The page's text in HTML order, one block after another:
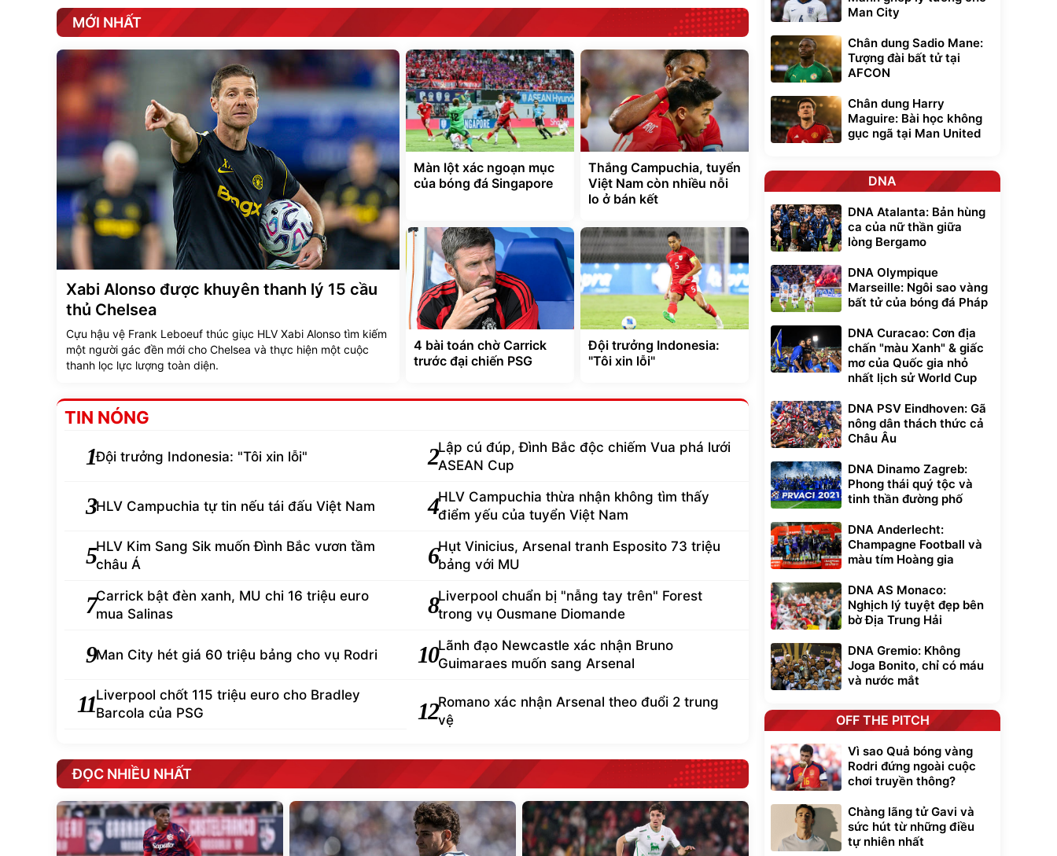
MỚI NHẤT
Xabi Alonso được khuyên thanh lý 15 cầu
thủ Chelsea
Cựu hậu vệ Frank Leboeuf thúc giục HLV Xabi Alonso tìm kiếm
một người gác đền mới cho Chelsea và thực hiện một cuộc
thanh lọc lực lượng toàn diện.
Màn lột xác ngoạn mục
của bóng đá Singapore
Thắng Campuchia, tuyển
Việt Nam còn nhiều nỗi
lo ở bán kết
4 bài toán chờ Carrick
trước đại chiến PSG
Đội trưởng Indonesia:
"Tôi xin lỗi"
TIN NÓNG
1Đội trưởng Indonesia: "Tôi xin lỗi" 2Lập cú đúp, Đình Bắc độc chiếm Vua phá lưới
ASEAN Cup
3HLV Campuchia tự tin nếu tái đấu Việt Nam 4HLV Campuchia thừa nhận không tìm thấy
điểm yếu của tuyển Việt Nam
5HLV Kim Sang Sik muốn Đình Bắc vươn tầm
châu Á
6Hụt Vinicius, Arsenal tranh Esposito 73 triệu
bảng với MU
7Carrick bật đèn xanh, MU chi 16 triệu euro
mua Salinas
8Liverpool chuẩn bị "nẫng tay trên" Forest
trong vụ Ousmane Diomande
9Man City hét giá 60 triệu bảng cho vụ Rodri 10Lãnh đạo Newcastle xác nhận Bruno
Guimaraes muốn sang Arsenal
11Liverpool chốt 115 triệu euro cho Bradley
Barcola của PSG
12Romano xác nhận Arsenal theo đuổi 2 trung
vệ
ĐỌC NHIỀU NHẤT
Man City
Chân dung Sadio Mane:
Tượng đài bất tử tại
AFCON
Chân dung Harry
Maguire: Bài học không
gục ngã tại Man United
DNA
DNA Atalanta: Bản hùng
ca của nữ thần giữa
lòng Bergamo
DNA Olympique
Marseille: Ngôi sao vàng
bất tử của bóng đá Pháp
DNA Curacao: Cơn địa
chấn "màu Xanh" & giấc
mơ của Quốc gia nhỏ
nhất lịch sử World Cup
DNA PSV Eindhoven: Gã
nông dân thách thức cả
Châu Âu
DNA Dinamo Zagreb:
Phong thái quý tộc và
tinh thần đường phố
DNA Anderlecht:
Champagne Football và
màu tím Hoàng gia
DNA AS Monaco:
Nghịch lý tuyệt đẹp bên
bờ Địa Trung Hải
DNA Gremio: Không
Joga Bonito, chỉ có máu
và nước mắt
OFF THE PITCH
Vì sao Quả bóng vàng
Rodri đứng ngoài cuộc
chơi truyền thông?
Chàng lãng tử Gavi và
sức hút từ những điều
tự nhiên nhất